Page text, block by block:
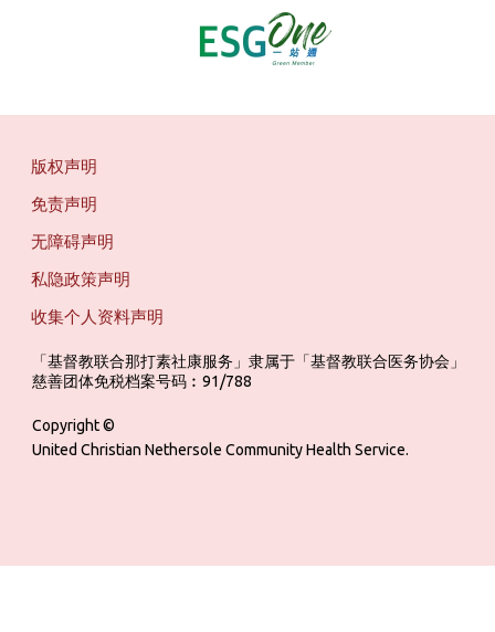
版权声明
免责声明
无障碍声明
私隐政策声明
收集个人资料声明
「基督教联合那打素社康服务」隶属于「基督教联合医务协会」
慈善团体免税档案号码︰91/788
Copyright ©
United Christian Nethersole Community Health Service.